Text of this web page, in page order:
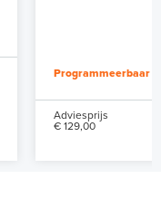
Programmeerbaar
Adviesprijs
€ 129,00